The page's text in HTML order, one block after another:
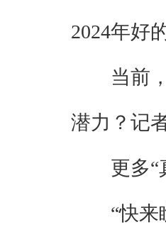
2024年好
当前
潜力？记
更多“
“快